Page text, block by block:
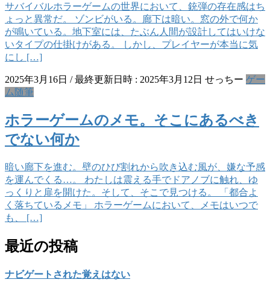
サバイバルホラーゲームの世界において、銃弾の存在感はち
ょっと異常だ。 ゾンビがいる。廊下は暗い。窓の外で何か
が鳴いている。地下室には、たぶん人間が設計してはいけな
いタイプの仕掛けがある。 しかし、プレイヤーが本当に気
にし […]
2025年3月16日 / 最終更新日時 : 2025年3月12日 せっちー ゲー
ム 随筆
ホラーゲームのメモ。そこにあるべき
でない何か
暗い廊下を進む。壁のひび割れから吹き込む風が、嫌な予感
を運んでくる…。 わたしは震える手でドアノブに触れ、ゆ
っくりと扉を開けた。そして、そこで見つける。 「都合よ
く落ちているメモ」 ホラーゲームにおいて、メモはいつで
も、 […]
最近の投稿
ナビゲートされた覚えはない